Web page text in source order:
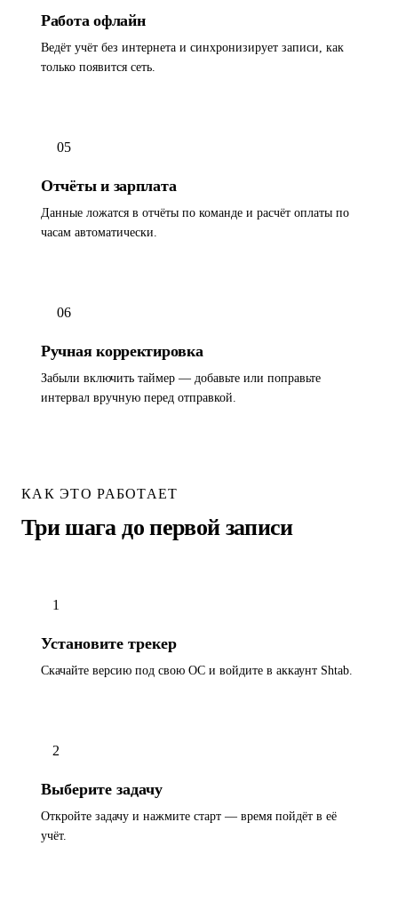
Работа офлайн
Ведёт учёт без интернета и синхронизирует записи, как
только появится сеть.
05
Отчёты и зарплата
Данные ложатся в отчёты по команде и расчёт оплаты по
часам автоматически.
06
Ручная корректировка
Забыли включить таймер — добавьте или поправьте
интервал вручную перед отправкой.
КАК ЭТО РАБОТАЕТ
Три шага до первой записи
1
Установите трекер
Скачайте версию под свою ОС и войдите в аккаунт Shtab.
2
Выберите задачу
Откройте задачу и нажмите старт — время пойдёт в её
учёт.